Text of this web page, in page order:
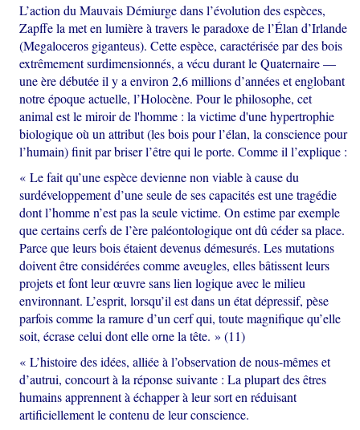
L’action du Mauvais Démiurge dans l’évolution des espèces,
Zapffe la met en lumière à travers le paradoxe de l’Élan d’Irlande
(Megaloceros giganteus). Cette espèce, caractérisée par des bois
extrêmement surdimensionnés, a vécu durant le Quaternaire —
une ère débutée il y a environ 2,6 millions d’années et englobant
notre époque actuelle, l’Holocène. Pour le philosophe, cet
animal est le miroir de l'homme : la victime d'une hypertrophie
biologique où un attribut (les bois pour l’élan, la conscience pour
l’humain) finit par briser l’être qui le porte. Comme il l’explique :
« Le fait qu’une espèce devienne non viable à cause du
surdéveloppement d’une seule de ses capacités est une tragédie
dont l’homme n’est pas la seule victime. On estime par exemple
que certains cerfs de l’ère paléontologique ont dû céder sa place.
Parce que leurs bois étaient devenus démesurés. Les mutations
doivent être considérées comme aveugles, elles bâtissent leurs
projets et font leur œuvre sans lien logique avec le milieu
environnant. L’esprit, lorsqu’il est dans un état dépressif, pèse
parfois comme la ramure d’un cerf qui, toute magnifique qu’elle
soit, écrase celui dont elle orne la tête. » (11)
« L’histoire des idées, alliée à l’observation de nous-mêmes et
d’autrui, concourt à la réponse suivante : La plupart des êtres
humains apprennent à échapper à leur sort en réduisant
artificiellement le contenu de leur conscience.